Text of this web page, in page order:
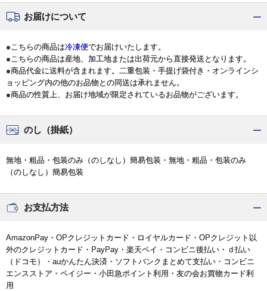
お届けについて
●こちらの商品は冷凍便でお届けいたします。
●こちらの商品は産地、加工地または出荷元から直接発送となります。
●商品代金に送料が含まれます。二重包装・手提げ袋付き・オンラインシ
ョッピング内の他のお品物との同送は承れません。
●商品の性質上、お届け地域が限定されているお品物がございます。
のし（掛紙）
無地・粗品・包装のみ（のしなし）簡易包装・無地・粗品・包装のみ
（のしなし）簡易包装
お支払方法
AmazonPay・OPクレジットカード・ロイヤルカード・OPクレジット以
外のクレジットカード・PayPay・楽天ペイ・コンビニ後払い・ｄ払い
（ドコモ）・auかんたん決済・ソフトバンクまとめて支払い・コンビニ
エンスストア・ペイジー・小田急ポイント利用・友の会お買物カード利
用